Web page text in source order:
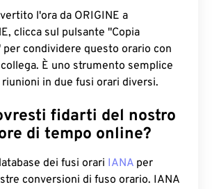
l'ora da ORIGINE a
clicca sul pulsante "Copia
condividere questo orario con
È uno strumento semplice
in due fusi orari diversi.
fidarti del nostro
di tempo online?
dei fusi orari IANA per
conversioni di fuso orario. IANA